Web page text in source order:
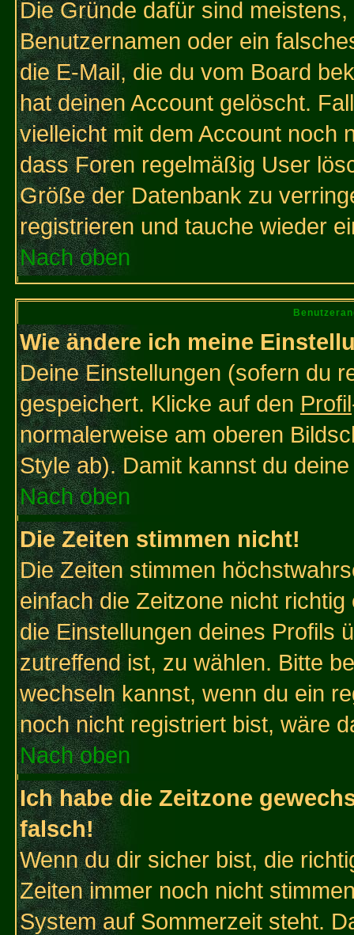
Die Gründe dafür sind
Benutzernamen oder ein
die E-Mail, die du vom Board
hat deinen Account gelöscht.
vielleicht mit dem Account noch
dass Foren regelmäßig User
Größe der Datenbank zu
registrieren und tauche wieder
Nach oben
Wie ändere ich meine
Deine Einstellungen (sofern du
gespeichert. Klicke auf den Profil
normalerweise am oberen
Style ab). Damit kannst du
Nach oben
Die Zeiten stimmen nicht!
Die Zeiten stimmen
einfach die Zeitzone nicht
die Einstellungen deines Profils
zutreffend ist, zu wählen. Bitte
wechseln kannst, wenn du ein
noch nicht registriert bist, wäre
Nach oben
Ich habe die Zeitzone
falsch!
Wenn du dir sicher bist, die
Zeiten immer noch nicht
System auf Sommerzeit steht.